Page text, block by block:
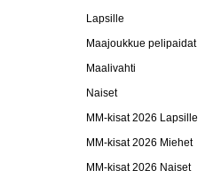
Lapsille
Maajoukkue pelipaidat
Maalivahti
Naiset
MM-kisat 2026 Lapsille
MM-kisat 2026 Miehet
MM-kisat 2026 Naiset